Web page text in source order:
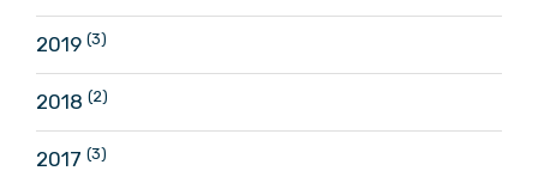
2019 (3)
2018 (2)
2017 (3)